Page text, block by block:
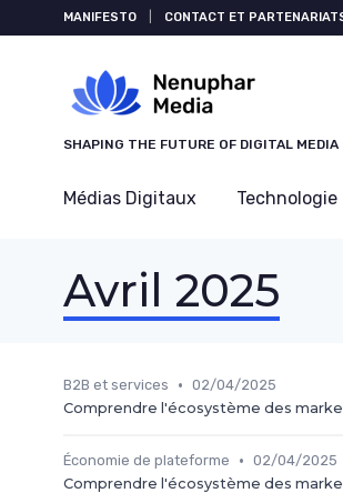
MANIFESTO CONTACT ET
SHAPING THE FUTURE OF DIGITAL MEDIA
Médias Digitaux Technologie
Avril 2025
B2B et services • 02/04/2025
Comprendre l'écosystème des
Économie de plateforme • 02/04/2025
Comprendre l'écosystème des
Panneau de gestion des cookies